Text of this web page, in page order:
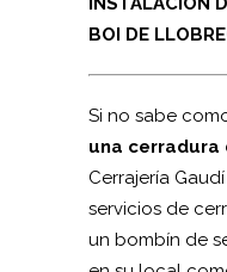
BOI DE
Si no sabe
una cerradura
Cerrajería
servicios de
un bombín de